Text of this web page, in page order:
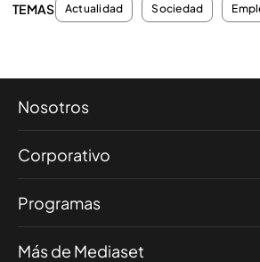
TEMAS Actualidad Sociedad
Nosotros
Corporativo
Programas
Más de Mediaset